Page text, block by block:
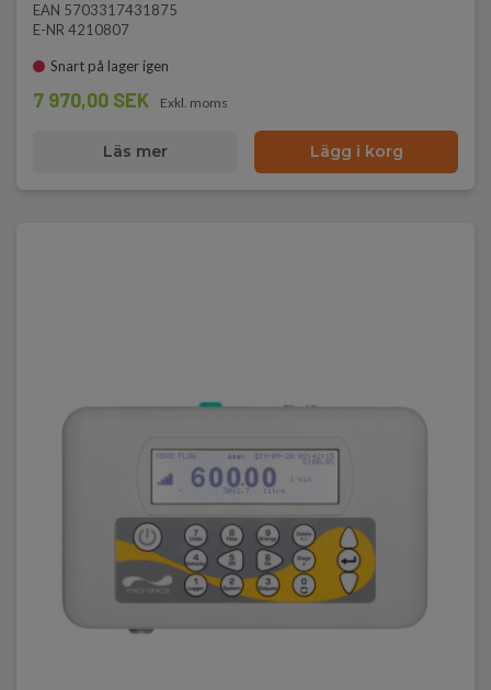
EAN 5703317431875
E-NR 4210807
Snart på lager igen
7 970,00 SEK Exkl. moms
Läs mer Lägg i korg